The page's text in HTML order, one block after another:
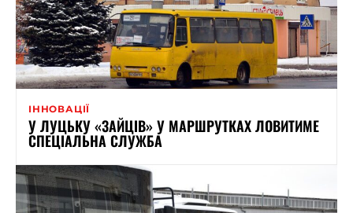
ІННОВАЦІЇ
У ЛУЦЬКУ «ЗАЙЦІВ» У МАРШРУТКАХ ЛОВИТИМЕ
СПЕЦІАЛЬНА СЛУЖБА